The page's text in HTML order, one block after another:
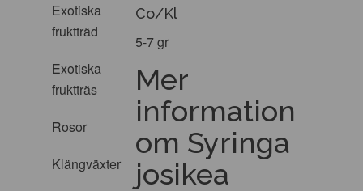
Exotiska
fruktträd
Exotiska
fruktträs
Rosor
Klängväxter
Co/Kl
5-7 gr
Mer
information
om Syringa
josikea